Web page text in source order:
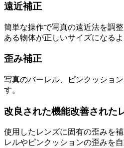
遠近補正
簡単な操作で写真の遠近法を調
ある物体が正しいサイズになるよ
歪み補正
写真のバーレル、ピンクッショ
す。
改良された機能改善された
使用したレンズに固有の歪みを
レルやピンクッションの歪みを